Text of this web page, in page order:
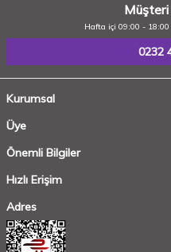
Hafta içi 09:00 -
0232
Kurumsal
Üye
Önemli Bilgiler
Hızlı Erişim
Adres